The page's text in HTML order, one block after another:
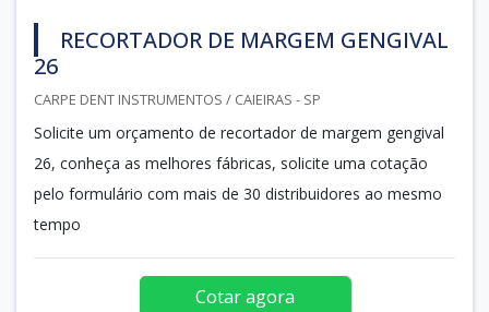
RECORTADOR DE MARGEM GENGIVAL
26
CARPE DENT INSTRUMENTOS / CAIEIRAS - SP
Solicite um orçamento de recortador de margem gengival
26, conheça as melhores fábricas, solicite uma cotação
pelo formulário com mais de 30 distribuidores ao mesmo
tempo
Cotar agora